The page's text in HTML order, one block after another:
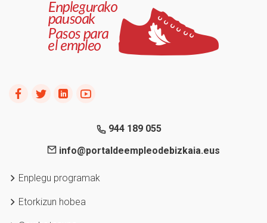
944 189 055
info@portaldeempleodebizkaia.eus
Enplegu programak
Etorkizun hobea